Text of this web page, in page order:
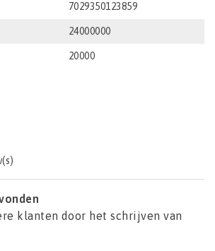
7029350123859
24000000
20000
klanten door het schrijven van